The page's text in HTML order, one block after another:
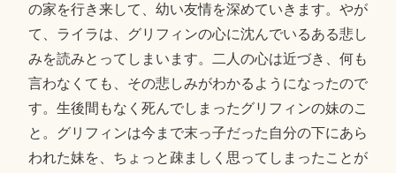
の家を行き来して、幼い友情を深めていきます。やが
て、ライラは、グリフィンの心に沈んでいるある悲し
みを読みとってしまいます。二人の心は近づき、何も
言わなくても、その悲しみがわかるようになったので
す。生後間もなく死んでしまったグリフィンの妹のこ
と。グリフィンは今まで末っ子だった自分の下にあら
われた妹を、ちょっと疎ましく思ってしまったことが